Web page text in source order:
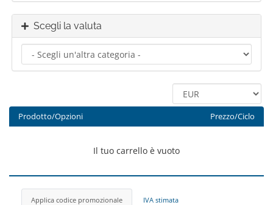
Scegli la valuta
Prodotto/Opzioni Prezzo/Ciclo
Il tuo carrello è vuoto
Applica codice promozionale IVA stimata